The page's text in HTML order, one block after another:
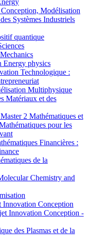
Modélisation
Systèmes Industriels
quantique
physics
Technologique :
Multiphysique
Matériaux et des
2 Mathématiques et
pour les
Financières :
de la
Chemistry and
Conception
Innovation Conception -
des Plasmas et de la